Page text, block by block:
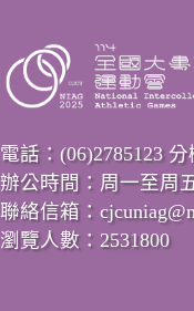
電話：(06)2785123 分
辦公時間：周一至周
聯絡信箱：
瀏覽人數：2531800